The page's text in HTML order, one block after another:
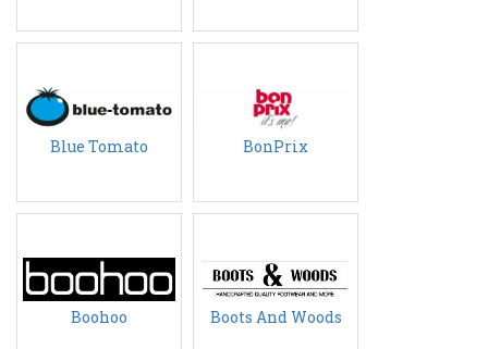
Blue Tomato BonPrix
Boohoo Boots And Woods